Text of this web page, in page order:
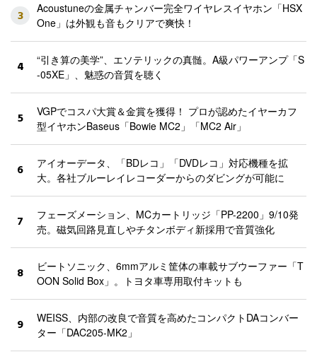
3
Acoustuneの金属チャンバー完全ワイヤレスイヤホン「HSX
One」は外観も音もクリアで爽快！
4
“引き算の美学”、エソテリックの真髄。A級パワーアンプ「S
-05XE」、魅惑の音質を聴く
5
VGPでコスパ大賞＆金賞を獲得！ プロが認めたイヤーカフ
型イヤホンBaseus「Bowie MC2」「MC2 Air」
6
アイオーデータ、「BDレコ」「DVDレコ」対応機種を拡
大。各社ブルーレイレコーダーからのダビングが可能に
7
フェーズメーション、MCカートリッジ「PP-2200」9/10発
売。磁気回路見直しやチタンボディ新採用で音質強化
8
ビートソニック、6mmアルミ筐体の車載サブウーファー「T
OON Solid Box」。トヨタ車専用取付キットも
9
WEISS、内部の改良で音質を高めたコンパクトDAコンバー
ター「DAC205-MK2」